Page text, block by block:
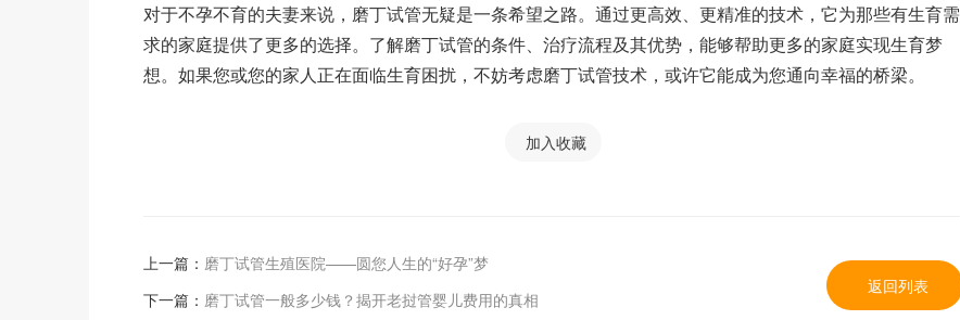
对于不孕不育的夫妻来说，磨丁试管无疑是一条希望之路。通过更高效、更精准的技术，它为那些有生育需
求的家庭提供了更多的选择。了解磨丁试管的条件、治疗流程及其优势，能够帮助更多的家庭实现生育梦
想。如果您或您的家人正在面临生育困扰，不妨考虑磨丁试管技术，或许它能成为您通向幸福的桥梁。
加入收藏
上一篇： 磨丁试管生殖医院——圆您人生的“好孕”梦
下一篇： 磨丁试管一般多少钱？揭开老挝管婴儿费用的真相
返回列表